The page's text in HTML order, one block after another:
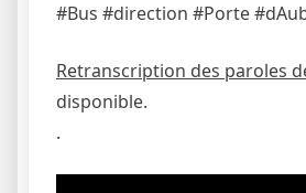
#Bus #direction #Porte
Retranscription des paroles
disponible.
.